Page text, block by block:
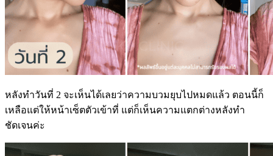
หลังทำวันที่ 2 จะเห็นได้เลยว่าความบวมยุบไปหมดแล้ว ตอนนี้ก็
เหลือแต่ให้หน้าเซ็ตตัวเข้าที่ แต่ก็เห็นความแตกต่างหลังทำ
ชัดเจนค่ะ